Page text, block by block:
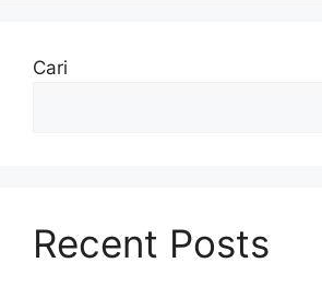
Cari
Recent Posts